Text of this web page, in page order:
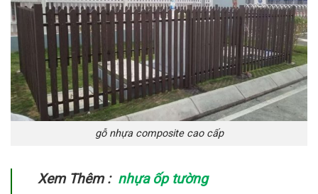
gỗ nhựa composite cao cấp
Xem Thêm : nhựa ốp tường